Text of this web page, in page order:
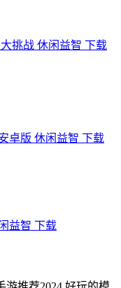
挑战 休闲益智 下载
卓版 休闲益智 下载
益智 下载